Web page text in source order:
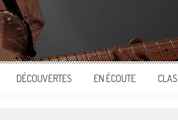
DÉCOUVERTES EN ÉCOUTE